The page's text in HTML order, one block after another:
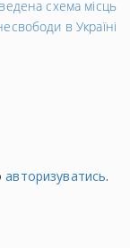
схема місць
в Україні
авторизуватись.